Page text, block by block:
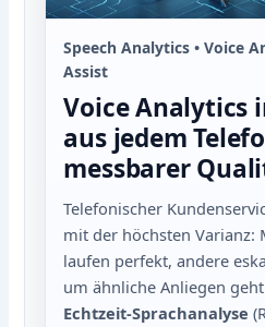
Speech Analytics • Voice
Assist
Voice Analytics
aus jedem
messbarer
Telefonischer
mit der höchsten Varianz:
laufen perfekt, andere
um ähnliche Anliegen
Echtzeit‑Sprachanalyse